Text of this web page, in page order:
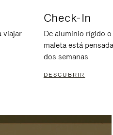
viajar
Check-In
De aluminio rígido
maleta está
dos semanas
DESCUBRIR